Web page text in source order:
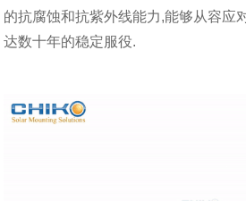
的抗腐蚀和抗紫外线能力,能够从容应
达数十年的稳定服役.